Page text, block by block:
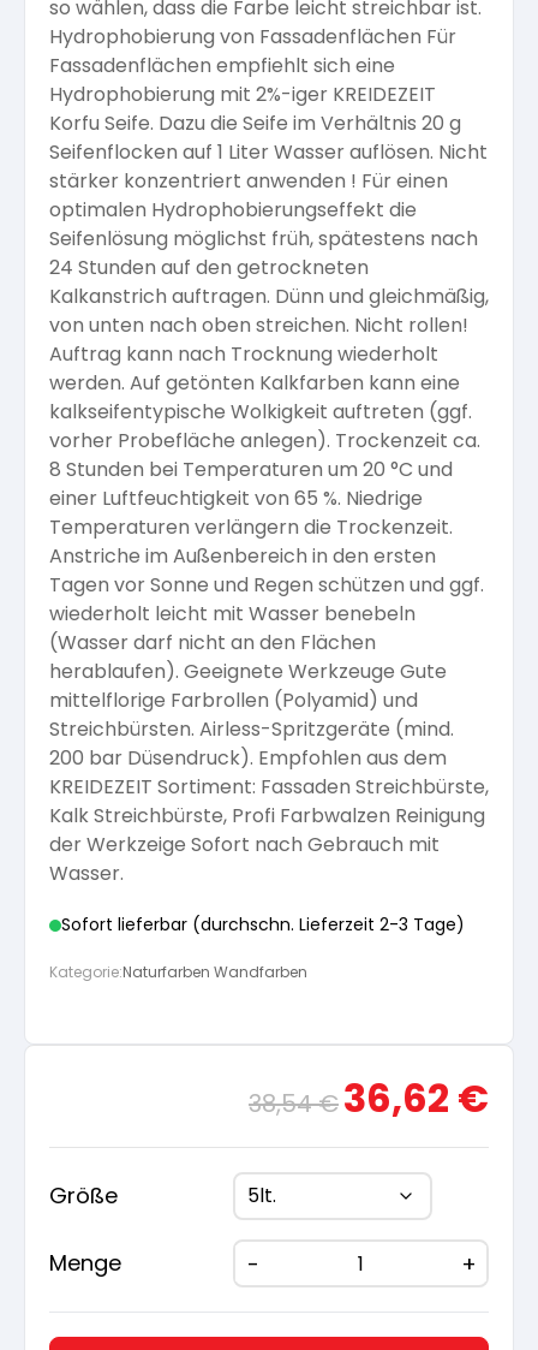
so wählen, dass die Farbe leicht streichbar ist.
Hydrophobierung von Fassadenflächen Für
Fassadenflächen empfiehlt sich eine
Hydrophobierung mit 2%-iger KREIDEZEIT
Korfu Seife. Dazu die Seife im Verhältnis 20 g
Seifenflocken auf 1 Liter Wasser auflösen. Nicht
stärker konzentriert anwenden ! Für einen
optimalen Hydrophobierungseffekt die
Seifenlösung möglichst früh, spätestens nach
24 Stunden auf den getrockneten
Kalkanstrich auftragen. Dünn und gleichmäßig,
von unten nach oben streichen. Nicht rollen!
Auftrag kann nach Trocknung wiederholt
werden. Auf getönten Kalkfarben kann eine
kalkseifentypische Wolkigkeit auftreten (ggf.
vorher Probefläche anlegen). Trockenzeit ca.
8 Stunden bei Temperaturen um 20 °C und
einer Luftfeuchtigkeit von 65 %. Niedrige
Temperaturen verlängern die Trockenzeit.
Anstriche im Außenbereich in den ersten
Tagen vor Sonne und Regen schützen und ggf.
wiederholt leicht mit Wasser benebeln
(Wasser darf nicht an den Flächen
herablaufen). Geeignete Werkzeuge Gute
mittelflorige Farbrollen (Polyamid) und
Streichbürsten. Airless-Spritzgeräte (mind.
200 bar Düsendruck). Empfohlen aus dem
KREIDEZEIT Sortiment: Fassaden Streichbürste,
Kalk Streichbürste, Profi Farbwalzen Reinigung
der Werkzeige Sofort nach Gebrauch mit
Wasser.
Sofort lieferbar (durchschn. Lieferzeit 2-3 Tage)
Kategorie:Naturfarben Wandfarben
38,54€
Ursprünglicher
Preis
war:
38,54 €
36,62 €
ist:
Größe
Menge